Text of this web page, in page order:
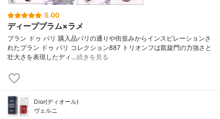
5.00
ディーププラム×ラメ
プラン ドゥ パリ 購入品パリの通りや街並みからインスピレーションさ
れたプラン ドゥ パリ コレクション887 トリオンフは凱旋門の力強さと
壮大さを表現したディ…続きを見る
Dior(ディオール)
ヴェルニ